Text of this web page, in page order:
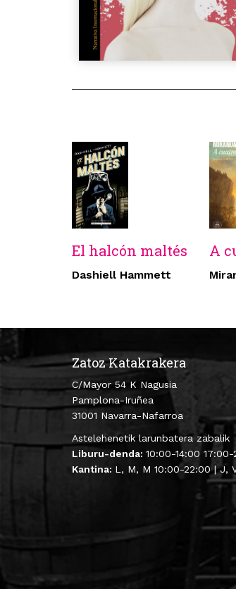
El halcón maltés
Dashiell Hammett
A
Zatoz Katakrakera
C/Mayor 54 K Nagusia
Pamplona-Iruñea
31001 Navarra-Nafarroa
Astelehenetik larunbatera zabalik
Liburu-denda: 10:00-14:00 17:00-
Kantina: L, M, M 10:00-22:00 | J,